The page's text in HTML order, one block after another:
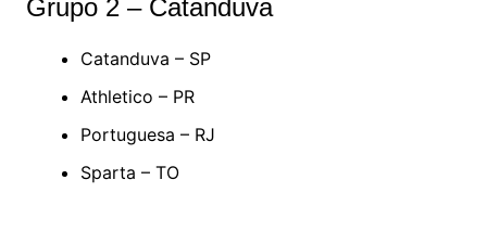
Grupo 2 – Catanduva
Catanduva – SP
Athletico – PR
Portuguesa – RJ
Sparta – TO